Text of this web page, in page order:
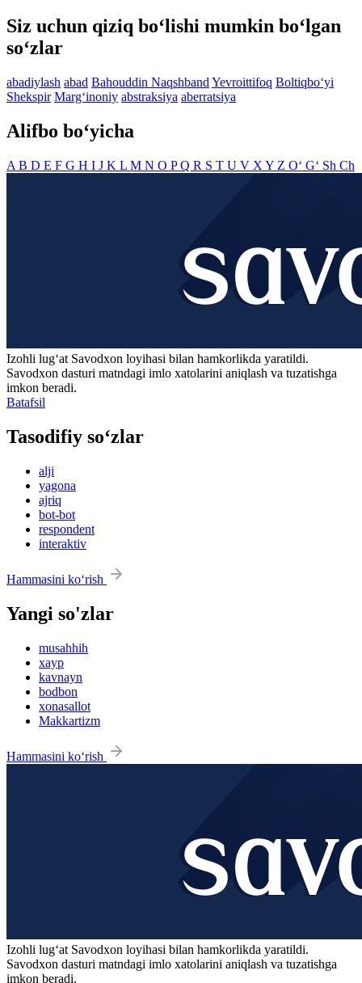
Siz uchun qiziq bo‘lishi mumkin bo‘lgan
so‘zlar
abadiylash abad Bahouddin Naqshband Yevroittifoq Boltiqbo‘yi
Shekspir Marg‘inoniy abstraksiya aberratsiya
Alifbo bo‘yicha
A B D E F G H I J K L M N O PQ R S T U V X Y Z O‘ G‘ Sh Ch
Izohli lugʻat Savodxon loyihasi bilan hamkorlikda yaratildi.
Savodxon dasturi matndagi imlo xatolarini aniqlash va tuzatishga
imkon beradi.
Batafsil
Tasodifiy so‘zlar
alji
yagona
ajriq
bot-bot
respondent
interaktiv
Hammasini ko‘rish
Yangi so'zlar
musahhih
xayp
kavnayn
bodbon
xonasallot
Makkartizm
Hammasini ko‘rish
Izohli lugʻat Savodxon loyihasi bilan hamkorlikda yaratildi.
Savodxon dasturi matndagi imlo xatolarini aniqlash va tuzatishga
imkon beradi.